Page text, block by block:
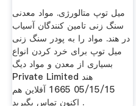
میل توپ متالورژی. مواد معدنی
سنگ زنی تامین کنندگان آسیاب
در هند. مواد را به پودر سنگ زنی
میل توپ برای خرد کردن انواع
بسیاری از معدن و مواد دیگ
Private Limited هند
05/15/15 1665 آفلاین هم
اکنون تماس بگیرید .